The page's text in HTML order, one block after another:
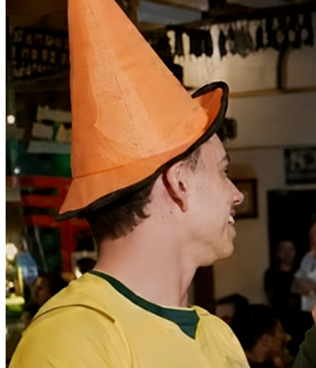
Fortaleza